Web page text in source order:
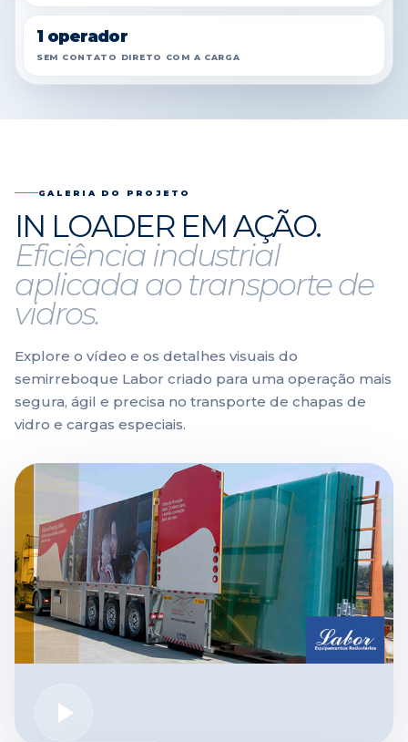
1 operador
SEM CONTATO DIRETO COM A CARGA
GALERIA DO PROJETO
IN LOADER EM AÇÃO.
Eficiência industrial
aplicada ao transporte de
vidros.
Explore o vídeo e os detalhes visuais do
semirreboque Labor criado para uma operação mais
segura, ágil e precisa no transporte de chapas de
vidro e cargas especiais.